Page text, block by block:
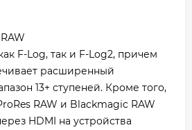
F-Log, так и F-Log2, причем
расширенный
13+ ступеней. Кроме того,
RAW и Blackmagic RAW
HDMI на устройства